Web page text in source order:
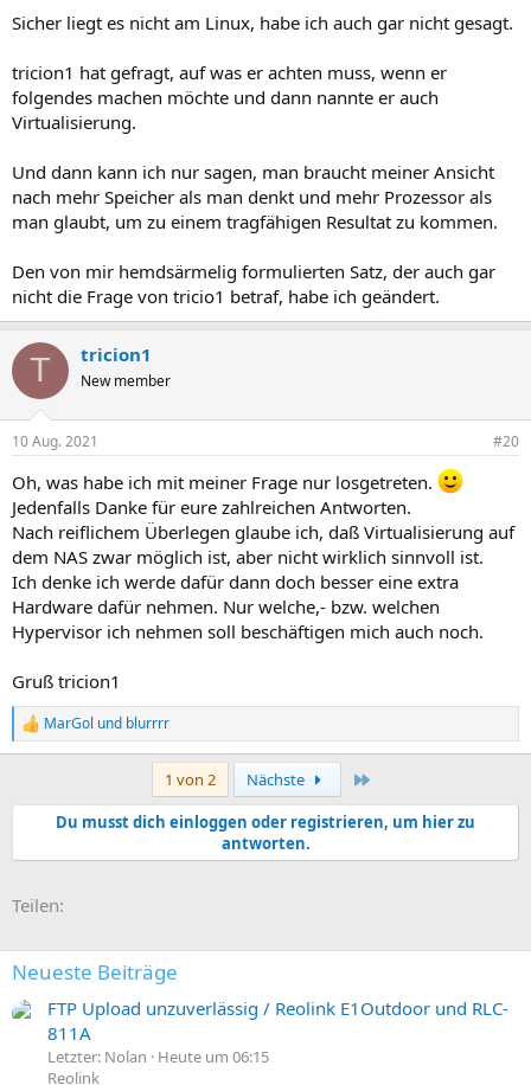
Sicher liegt es nicht am Linux, habe ich auch gar nicht gesagt.
tricion1 hat gefragt, auf was er achten muss, wenn er
folgendes machen möchte und dann nannte er auch
Virtualisierung.
Und dann kann ich nur sagen, man braucht meiner Ansicht
nach mehr Speicher als man denkt und mehr Prozessor als
man glaubt, um zu einem tragfähigen Resultat zu kommen.
Den von mir hemdsärmelig formulierten Satz, der auch gar
nicht die Frage von tricio1 betraf, habe ich geändert.
T tricion1
New member
10 Aug. 2021 #20
Oh, was habe ich mit meiner Frage nur losgetreten.
Jedenfalls Danke für eure zahlreichen Antworten.
Nach reiflichem Überlegen glaube ich, daß Virtualisierung auf
dem NAS zwar möglich ist, aber nicht wirklich sinnvoll ist.
Ich denke ich werde dafür dann doch besser eine extra
Hardware dafür nehmen. Nur welche,- bzw. welchen
Hypervisor ich nehmen soll beschäftigen mich auch noch.
Gruß tricion1
R
e
t
n
n
MarGol und blurrrr
1 von 2 Nächste
Du musst dich einloggen oder registrieren, um hier zu
antworten.
Teilen:
Neueste Beiträge
FTP Upload unzuverlässig / Reolink E1Outdoor und RLC-
811A
Letzter: Nolan
Heute um 06:15
Reolink